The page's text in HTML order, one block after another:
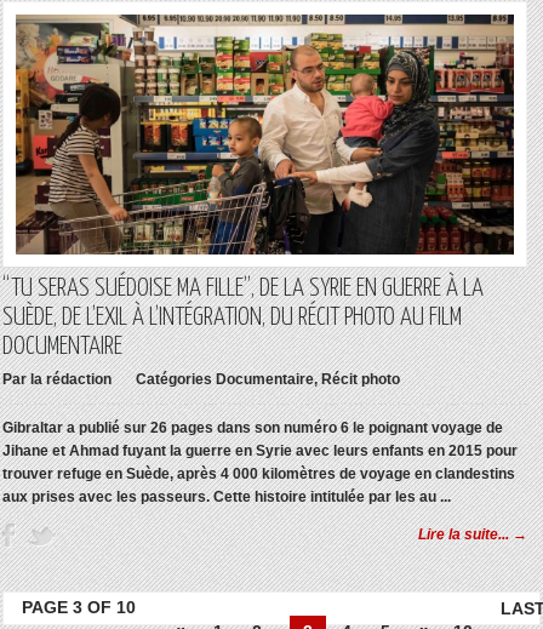
“TU SERAS SUÉDOISE MA FILLE”, DE LA SYRIE EN GUERRE À LA
SUÈDE, DE L’EXIL À L’INTÉGRATION, DU RÉCIT PHOTO AU FILM
DOCUMENTAIRE
Par la rédaction Catégories Documentaire,Récit photo
Gibraltar a publié sur 26 pages dans son numéro 6 le poignant voyage de
Jihane et Ahmad fuyant la guerre en Syrie avec leurs enfants en 2015 pour
trouver refuge en Suède, après 4 000 kilomètres de voyage en clandestins
aux prises avec les passeurs. Cette histoire intitulée par les au ...
Lire la suite... →
PAGE 3 OF 10